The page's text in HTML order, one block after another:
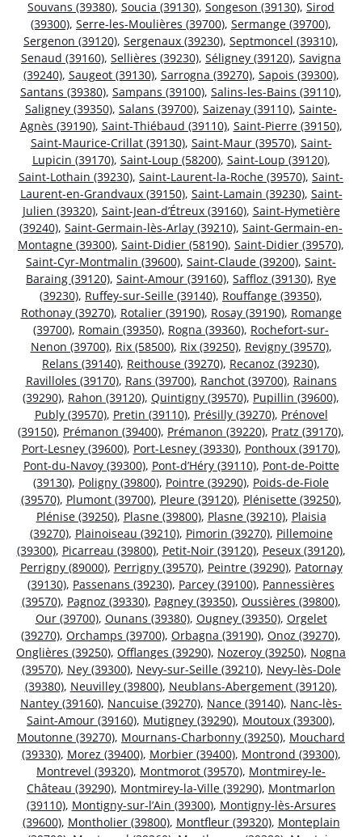
Souvans (39380), Soucia (39130), Songeson (39130), Sirod
(39300), Serre-les-Moulières (39700), Sermange (39700),
Sergenon (39120), Sergenaux (39230), Septmoncel (39310),
Senaud (39160), Sellières (39230), Séligney (39120), Savigna
(39240), Saugeot (39130), Sarrogna (39270), Sapois (39300),
Santans (39380), Sampans (39100), Salins-les-Bains (39110),
Saligney (39350), Salans (39700), Saizenay (39110), Sainte-
Agnès (39190), Saint-Thiébaud (39110), Saint-Pierre (39150),
Saint-Maurice-Crillat (39130), Saint-Maur (39570), Saint-
Lupicin (39170), Saint-Loup (58200), Saint-Loup (39120),
Saint-Lothain (39230), Saint-Laurent-la-Roche (39570), Saint-
Laurent-en-Grandvaux (39150), Saint-Lamain (39230), Saint-
Julien (39320), Saint-Jean-d’Étreux (39160), Saint-Hymetière
(39240), Saint-Germain-lès-Arlay (39210), Saint-Germain-en-
Montagne (39300), Saint-Didier (58190), Saint-Didier (39570),
Saint-Cyr-Montmalin (39600), Saint-Claude (39200), Saint-
Baraing (39120), Saint-Amour (39160), Saffloz (39130), Rye
(39230), Ruffey-sur-Seille (39140), Rouffange (39350),
Rothonay (39270), Rotalier (39190), Rosay (39190), Romange
(39700), Romain (39350), Rogna (39360), Rochefort-sur-
Nenon (39700), Rix (58500), Rix (39250), Revigny (39570),
Relans (39140), Reithouse (39270), Recanoz (39230),
Ravilloles (39170), Rans (39700), Ranchot (39700), Rainans
(39290), Rahon (39120), Quintigny (39570), Pupillin (39600),
Publy (39570), Pretin (39110), Présilly (39270), Prénovel
(39150), Prémanon (39400), Prémanon (39220), Pratz (39170),
Port-Lesney (39600), Port-Lesney (39330), Ponthoux (39170),
Pont-du-Navoy (39300), Pont-d’Héry (39110), Pont-de-Poitte
(39130), Poligny (39800), Pointre (39290), Poids-de-Fiole
(39570), Plumont (39700), Pleure (39120), Plénisette (39250),
Plénise (39250), Plasne (39800), Plasne (39210), Plaisia
(39270), Plainoiseau (39210), Pimorin (39270), Pillemoine
(39300), Picarreau (39800), Petit-Noir (39120), Peseux (39120),
Perrigny (89000), Perrigny (39570), Peintre (39290), Patornay
(39130), Passenans (39230), Parcey (39100), Pannessières
(39570), Pagnoz (39330), Pagney (39350), Oussières (39800),
Our (39700), Ounans (39380), Ougney (39350), Orgelet
(39270), Orchamps (39700), Orbagna (39190), Onoz (39270),
Onglières (39250), Offlanges (39290), Nozeroy (39250), Nogna
(39570), Ney (39300), Nevy-sur-Seille (39210), Nevy-lès-Dole
(39380), Neuvilley (39800), Neublans-Abergement (39120),
Nantey (39160), Nancuise (39270), Nance (39140), Nanc-lès-
Saint-Amour (39160), Mutigney (39290), Moutoux (39300),
Moutonne (39270), Mournans-Charbonny (39250), Mouchard
(39330), Morez (39400), Morbier (39400), Montrond (39300),
Montrevel (39320), Montmorot (39570), Montmirey-le-
Château (39290), Montmirey-la-Ville (39290), Montmarlon
(39110), Montigny-sur-l’Ain (39300), Montigny-lès-Arsures
(39600), Montholier (39800), Montfleur (39320), Monteplain